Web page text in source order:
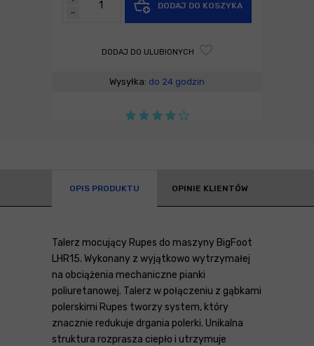
- DODAJ DO KOSZYKA
DODAJ DO ULUBIONYCH
Wysyłka: do 24 godzin
OPIS PRODUKTU OPINIE KLIENTÓW
Talerz mocujący Rupes do maszyny BigFoot
LHR15. Wykonany z wyjątkowo wytrzymałej
na obciążenia mechaniczne pianki
poliuretanowej. Talerz w połączeniu z gąbkami
polerskimi Rupes tworzy system, który
znacznie redukuje drgania polerki. Unikalna
struktura rozprasza ciepło i utrzymuje